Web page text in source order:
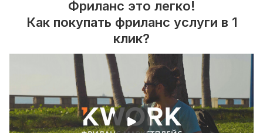
Фриланс это легко!
Как покупать фриланс услуги в 1
клик?